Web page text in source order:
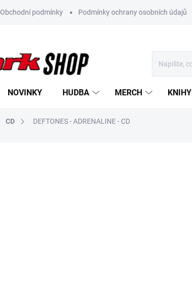
Obchodní podmínky Podmínky ochrany osobních údajů
NOVINKY HUDBA MERCH KNIHY
CD DEFTONES - ADRENALINE - CD